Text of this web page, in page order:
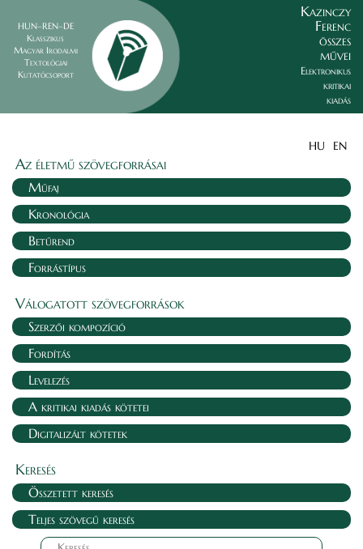
HUN–REN–DE
Klasszikus
Magyar Irodalmi
Textológiai
Kutatócsoport
Kazinczy
Ferenc
összes
művei
Elektronikus
kritikai
kiadás
HU EN
Az életmű szövegforrásai
Műfaj
Kronológia
Betűrend
Forrástípus
Válogatott szövegforrások
Szerzői kompozíció
Fordítás
Levelezés
A kritikai kiadás kötetei
Digitalizált kötetek
Keresés
Összetett keresés
Teljes szövegű keresés